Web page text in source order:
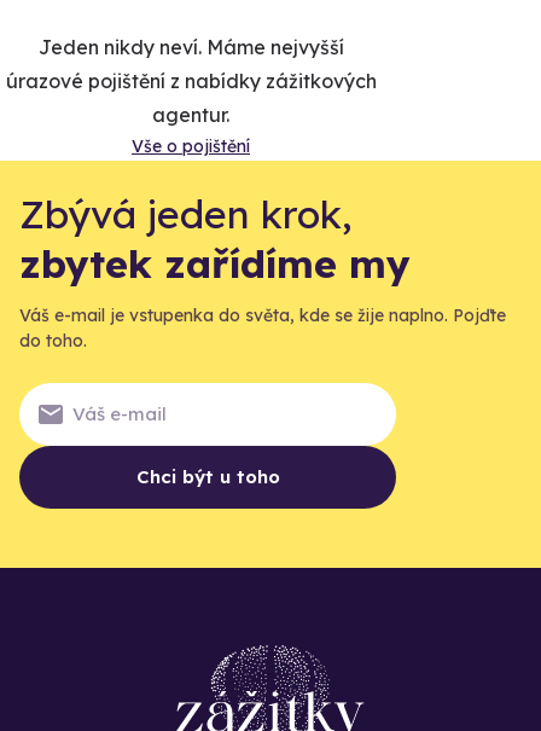
Jeden nikdy neví. Máme nejvyšší
úrazové pojištění z nabídky zážitkových
agentur.
Vše o pojištění
Zbývá jeden krok,
zbytek zařídíme my
Váš e-mail je vstupenka do světa, kde se žije naplno. Pojďte
do toho.
Chci být u toho